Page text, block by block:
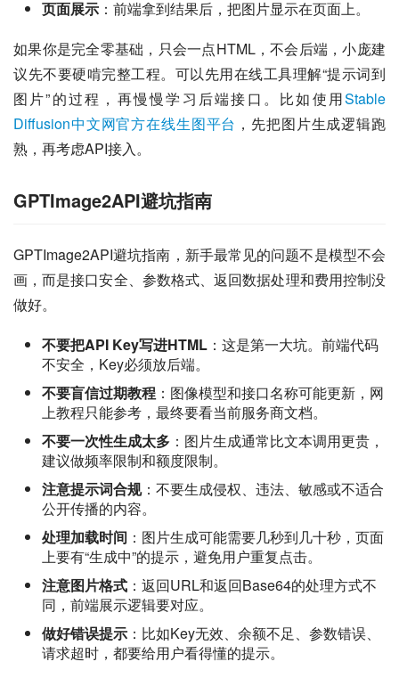
页面展示 ：前端拿到结果后，把图片显示在页面上。
如果你是完全零基础，只会一点HTML，不会后端，小庞建
议先不要硬啃完整工程。可以先用在线工具理解“提示词到
图片”的过程，再慢慢学习后端接口。比如使用Stable
Diffusion中文网官方在线生图平台 ，先把图片生成逻辑跑
熟，再考虑API接入。
GPTImage2API避坑指南
GPTImage2API避坑指南，新手最常见的问题不是模型不会
画，而是接口安全、参数格式、返回数据处理和费用控制没
做好。
不要把API Key写进HTML ：这是第一大坑。前端代码
不安全，Key必须放后端。
不要盲信过期教程 ：图像模型和接口名称可能更新，网
上教程只能参考，最终要看当前服务商文档。
不要一次性生成太多 ：图片生成通常比文本调用更贵，
建议做频率限制和额度限制。
注意提示词合规：不要生成侵权、违法、敏感或不适合
公开传播的内容。
处理加载时间 ：图片生成可能需要几秒到几十秒，页面
上要有“生成中”的提示，避免用户重复点击。
注意图片格式 ：返回URL和返回Base64的处理方式不
同，前端展示逻辑要对应。
做好错误提示 ：比如Key无效、余额不足、参数错误、
请求超时，都要给用户看得懂的提示。